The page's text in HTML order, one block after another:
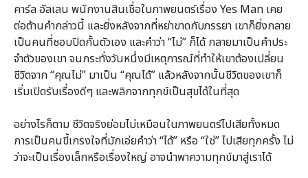
คาร์ล อัลเลน พนักงานสินเชื่อในภาพยนตร์เรื่อง Yes Man เคย
ต่อต้านคํากล่าวนี้ และยิ่งหลังจากที่หย่าขาดกับภรรยา เขาก็ยิ่งกลาย
เป็นคนที่ชอบปิดกั้นตัวเอง และคําว่า “ไม่” ก็ได้ กลายมาเป็นคําประ
จําตัวของเขา จนกระทั่งวันหนึ่งมีเหตุการณ์ที่ทําให้เขาต้องเปลี่ยน
ชีวิตจาก “คุณไม่” มาเป็น “คุณได้” แล้วหลังจากนั้นชีวิตของเขาก็
เริ่มเปิดรับเรื่องดีๆ และพลิกจากทุกข์เป็นสุขได้ในที่สุด
อย่างไรก็ตาม ชีวิตจริงย่อมไม่เหมือนในภาพยนตร์ไปเสียทั้งหมด
การเป็นคนขี้เกรงใจที่มักเอ่ยคําว่า “ได้” หรือ “ใช่” ไปเสียทุกครั้ง ไม่
ว่าจะเป็นเรื่องเล็กหรือเรื่องใหญ่ อาจนําพาความทุกข์มาสู่เราได้